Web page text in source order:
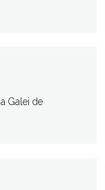
Galei de